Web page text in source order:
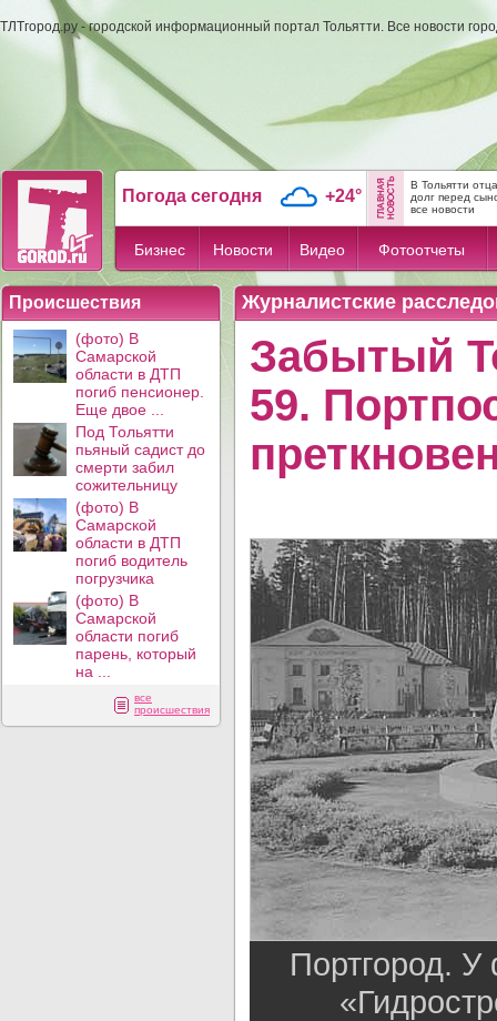
ТЛТгород.ру - городской информационный портал Тольятти. Все новости
Погода сегодня +24°
В Тольятти
долг перед
все новости
Бизнес Новости Видео Фотоотчеты
Происшествия
(фото) В
Самарской
области в ДТП
погиб пенсионер.
Еще двое ...
Под Тольятти
пьяный садист до
смерти забил
сожительницу
(фото) В
Самарской
области в ДТП
погиб водитель
погрузчика
(фото) В
Самарской
области погиб
парень, который
на ...
все
происшествия
Журналистские
Забытый
59.
Портгород.